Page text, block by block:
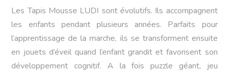
Les Tapis Mousse LUDI sont évolutifs. Ils accompagnent
les enfants pendant plusieurs années. Parfaits pour
l’apprentissage de la marche, ils se transforment ensuite
en jouets d’éveil quand l’enfant grandit et favorisent son
développement cognitif. A la fois puzzle géant, jeu